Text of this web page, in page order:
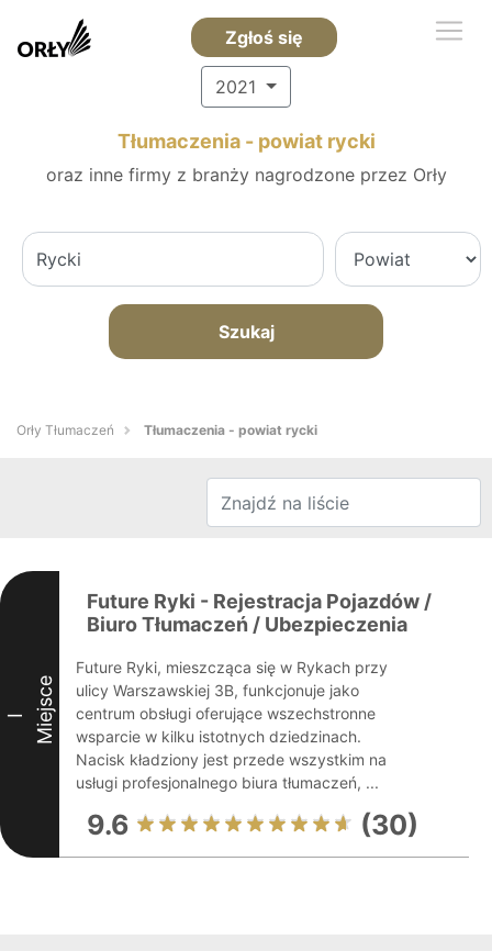
Zgłoś się
2021
Tłumaczenia - powiat rycki
oraz inne firmy z branży nagrodzone przez Orły
Szukaj
Orły Tłumaczeń Tłumaczenia - powiat rycki
I Miejsce
Future Ryki - Rejestracja Pojazdów /
Biuro Tłumaczeń / Ubezpieczenia
Future Ryki, mieszcząca się w Rykach przy
ulicy Warszawskiej 3B, funkcjonuje jako
centrum obsługi oferujące wszechstronne
wsparcie w kilku istotnych dziedzinach.
Nacisk kładziony jest przede wszystkim na
usługi profesjonalnego biura tłumaczeń, ...
9.6 (30)